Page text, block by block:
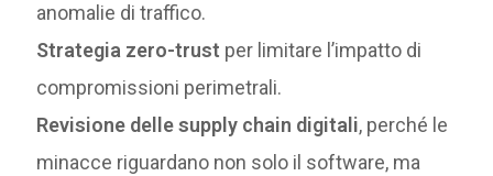
anomalie di traffico.
Strategia zero-trust per limitare l’impatto di
compromissioni perimetrali.
Revisione delle supply chain digitali, perché le
minacce riguardano non solo il software, ma